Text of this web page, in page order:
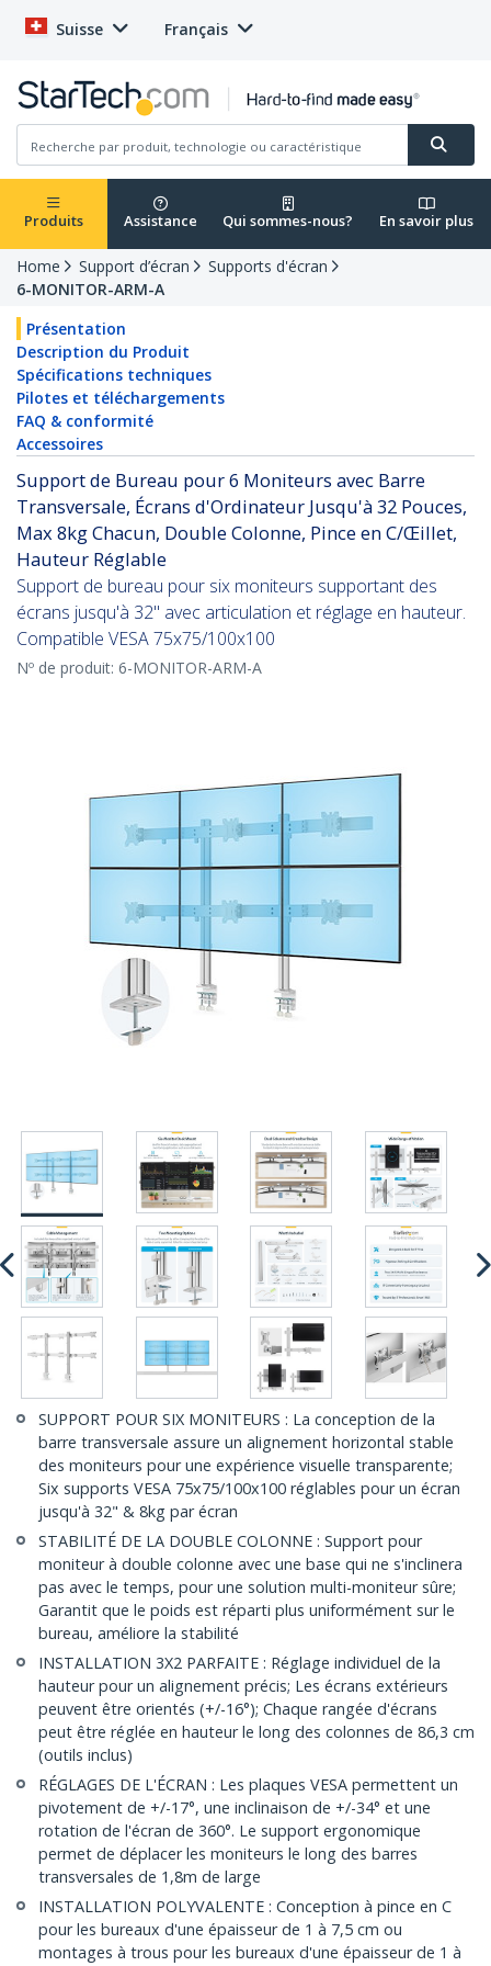
Suisse Français
Produits Assistance Qui sommes-nous? En savoir plus
Home Support d’écran
Supports d'écran
6-MONITOR-ARM-A
Présentation
Description du Produit
Spécifications techniques
Pilotes et téléchargements
FAQ & conformité
Accessoires
Support de Bureau pour 6 Moniteurs avec Barre
Transversale, Écrans d'Ordinateur Jusqu'à 32 Pouces,
Max 8kg Chacun, Double Colonne, Pince en C/Œillet,
Hauteur Réglable
Support de bureau pour six moniteurs supportant des
écrans jusqu'à 32" avec articulation et réglage en hauteur.
Compatible VESA 75x75/100x100
Nº de produit: 6-MONITOR-ARM-A
SUPPORT POUR SIX MONITEURS : La conception de la
barre transversale assure un alignement horizontal stable
des moniteurs pour une expérience visuelle transparente;
Six supports VESA 75x75/100x100 réglables pour un écran
jusqu'à 32" & 8kg par écran
STABILITÉ DE LA DOUBLE COLONNE : Support pour
moniteur à double colonne avec une base qui ne s'inclinera
pas avec le temps, pour une solution multi-moniteur sûre;
Garantit que le poids est réparti plus uniformément sur le
bureau, améliore la stabilité
INSTALLATION 3X2 PARFAITE : Réglage individuel de la
hauteur pour un alignement précis; Les écrans extérieurs
peuvent être orientés (+/-16°); Chaque rangée d'écrans
peut être réglée en hauteur le long des colonnes de 86,3 cm
(outils inclus)
RÉGLAGES DE L'ÉCRAN : Les plaques VESA permettent un
pivotement de +/-17°, une inclinaison de +/-34° et une
rotation de l'écran de 360°. Le support ergonomique
permet de déplacer les moniteurs le long des barres
transversales de 1,8m de large
INSTALLATION POLYVALENTE : Conception à pince en C
pour les bureaux d'une épaisseur de 1 à 7,5 cm ou
montages à trous pour les bureaux d'une épaisseur de 1 à